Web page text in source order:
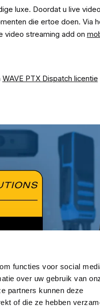
functies voor social
over uw gebruik van
partners kunnen deze
of die ze hebben
luxe. Doordat u live
die ertoe doen. Via
video streaming add on
WAVE PTX Dispatch licentie